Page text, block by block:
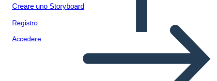
Creare uno Storyboard
Registro
Accedere